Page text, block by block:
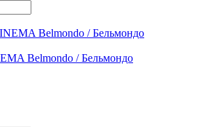
Belmondo / Бельмондо